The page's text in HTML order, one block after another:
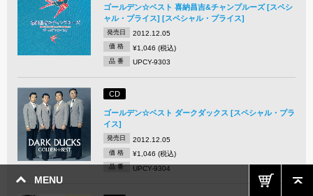
MENU
ゴールデン☆ベスト 喜納昌吉&チャンプルーズ [スペシ
ャル・プライス] [スペシャル・プライス]
発売日 2012.12.05
価 格 ¥1,046 (税込)
品 番 UPCY-9303
CD
ゴールデン☆ベスト ダークダックス [スペシャル・プラ
イス]
発売日 2012.12.05
価 格 ¥1,046 (税込)
品 番 UPCY-9304